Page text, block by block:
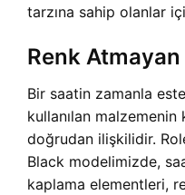
tarzına sahip olanlar
Renk
Bir saatin zamanla
kullanılan
doğrudan ilişkilidir.
Black modelimizde,
kaplama elementleri,